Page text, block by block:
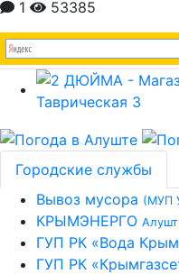
1
53385
Городские службы
Вывоз мусора (МУП
КРЫМЭНЕРГО
ГУП РК «Вода
ГУП РК